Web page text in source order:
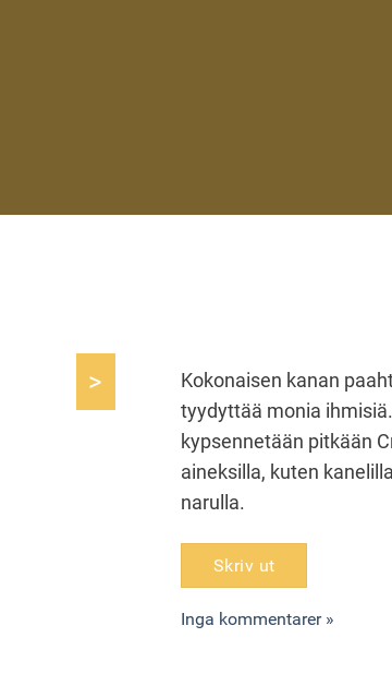
>
Kokonaisen kanan
tyydyttää monia
kypsennetään pitkään
aineksilla, kuten
narulla.
Skriv ut
Inga kommentarer »